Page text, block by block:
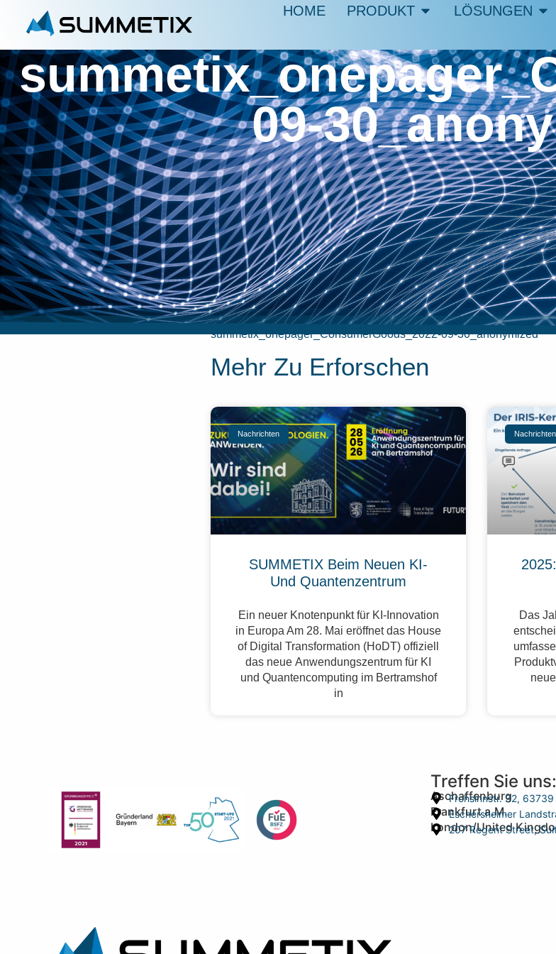
HOME PRODUKT LÖSUNGEN
09-
summetix_onepager_ConsumerGoods_2022-09-30_anonymized
Mehr Zu Erforschen
Nachrichten
SUMMETIX Beim Neuen KI-
Und Quantenzentrum
Ein neuer Knotenpunkt für KI-Innovation
in Europa Am 28. Mai eröffnet das House
of Digital Transformation (HoDT) offiziell
das neue Anwendungszentrum für KI
und Quantencomputing im Bertramshof
in
Nachrichten
Das
Treffen Sie uns:
Aschaffenburg
Frohsinnstr. 32,
Frankfurt a.M.
Eschersheimer
London/United
207 Regent Street,